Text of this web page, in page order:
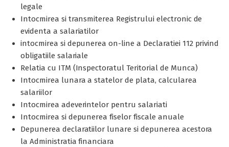
legale
Intocmirea si transmiterea Registrului electronic de
evidenta a salariatilor
intocmirea si depunerea on-line a Declaratiei 112 privind
obligatiile salariale
Relatia cu ITM (Inspectoratul Teritorial de Munca)
Intocmirea lunara a statelor de plata, calcularea
salariilor
Intocmirea adeverintelor pentru salariati
Intocmirea si depunerea fiselor fiscale anuale
Depunerea declaratiilor lunare si depunerea acestora
la Administratia financiara